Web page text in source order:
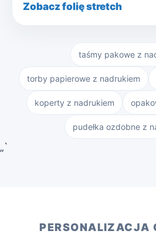
Zobacz folię stretch
taśmy pakowe z
torby papierowe z nadrukiem
koperty z nadrukiem
pudełka ozdobne z
„`
PERSONALIZACJA